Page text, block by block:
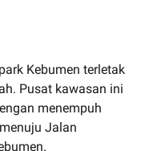
Kebumen terletak
Pusat kawasan ini
menempuh
Jalan